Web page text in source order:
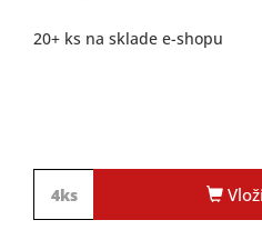
20+ ks na sklade e-shopu